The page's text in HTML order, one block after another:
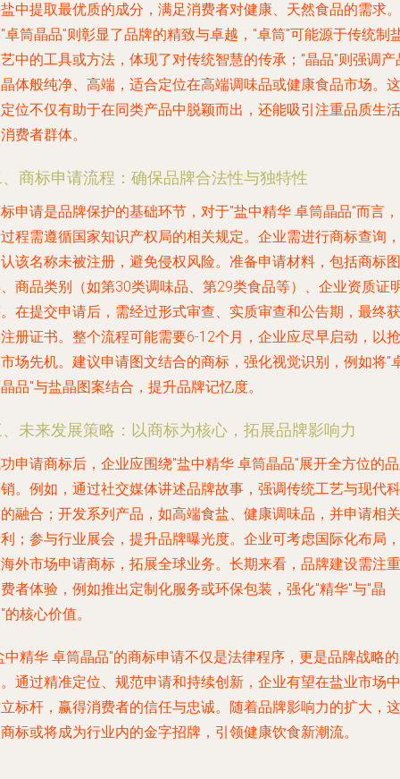
中提取最优质的成分，满足消费者对健康、天然食品的需求。
卓筒晶品"则彰显了品牌的精致与卓越，"卓筒"可能源于传统制
中的工具或方法，体现了对传统智慧的传承；"晶品"则强调产
体般纯净、高端，适合定位在高端调味品或健康食品市场。这
位不仅有助于在同类产品中脱颖而出，还能吸引注重品质生活
费者群体。
商标申请流程：确保品牌合法性与独特性
申请是品牌保护的基础环节，对于"盐中精华 卓筒晶品"而言
程需遵循国家知识产权局的相关规定。企业需进行商标查询，
该名称未被注册，避免侵权风险。准备申请材料，包括商标图
商品类别（如第30类调味品、第29类食品等）、企业资质证
在提交申请后，需经过形式审查、实质审查和公告期，最终获
册证书。整个流程可能需要6-12个月，企业应尽早启动，以抢
场先机。建议申请图文结合的商标，强化视觉识别，例如将"
品"与盐晶图案结合，提升品牌记忆度。
未来发展策略：以商标为核心，拓展品牌影响力
申请商标后，企业应围绕"盐中精华 卓筒晶品"展开全方位的
。例如，通过社交媒体讲述品牌故事，强调传统工艺与现代科
融合；开发系列产品，如高端食盐、健康调味品，并申请相关
；参与行业展会，提升品牌曝光度。企业可考虑国际化布局，
外市场申请商标，拓展全球业务。长期来看，品牌建设需注重
者体验，例如推出定制化服务或环保包装，强化"精华"与"晶
的核心价值。
中精华 卓筒晶品"的商标申请不仅是法律程序，更是品牌战略
通过精准定位、规范申请和持续创新，企业有望在盐业市场中
标杆，赢得消费者的信任与忠诚。随着品牌影响力的扩大，这
标或将成为行业内的金字招牌，引领健康饮食新潮流。